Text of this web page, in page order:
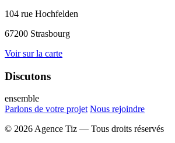
104 rue Hochfelden
67200 Strasbourg
Voir sur la carte
Discutons
ensemble
Parlons de votre projet Nous rejoindre
© 2026 Agence Tiz — Tous droits réservés